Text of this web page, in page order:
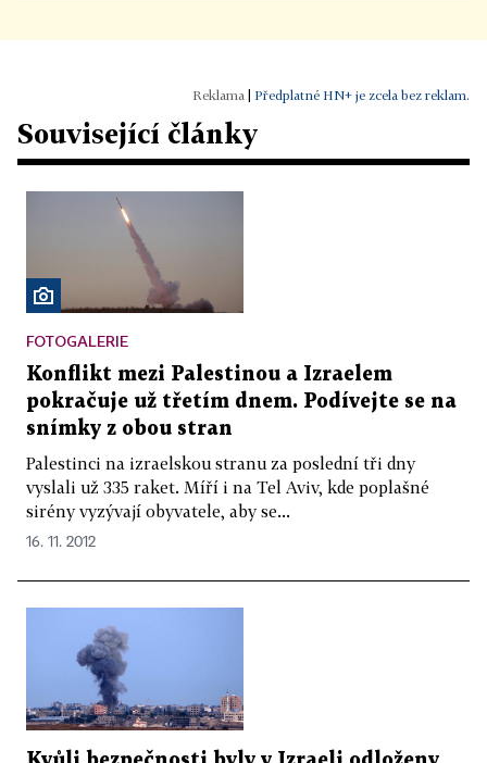
| Předplatné HN+ je zcela bez reklam.
Související články
FOTOGALERIE
Konflikt mezi Palestinou a Izraelem
pokračuje už třetím dnem. Podívejte se na
snímky z obou stran
Palestinci na izraelskou stranu za poslední tři dny
vyslali už 335 raket. Míří i na Tel Aviv, kde poplašné
sirény vyzývají obyvatele, aby se...
16. 11. 2012